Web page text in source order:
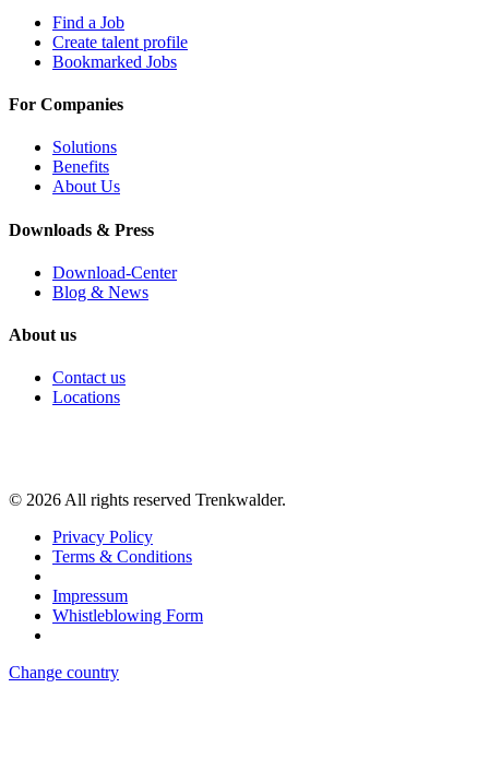
Find a Job
Create talent profile
Bookmarked Jobs
For Companies
Solutions
Benefits
About Us
Downloads & Press
Download-Center
Blog & News
About us
Contact us
Locations
© 2026 All rights reserved Trenkwalder.
Privacy Policy
Terms & Conditions
Impressum
Whistleblowing Form
Change country